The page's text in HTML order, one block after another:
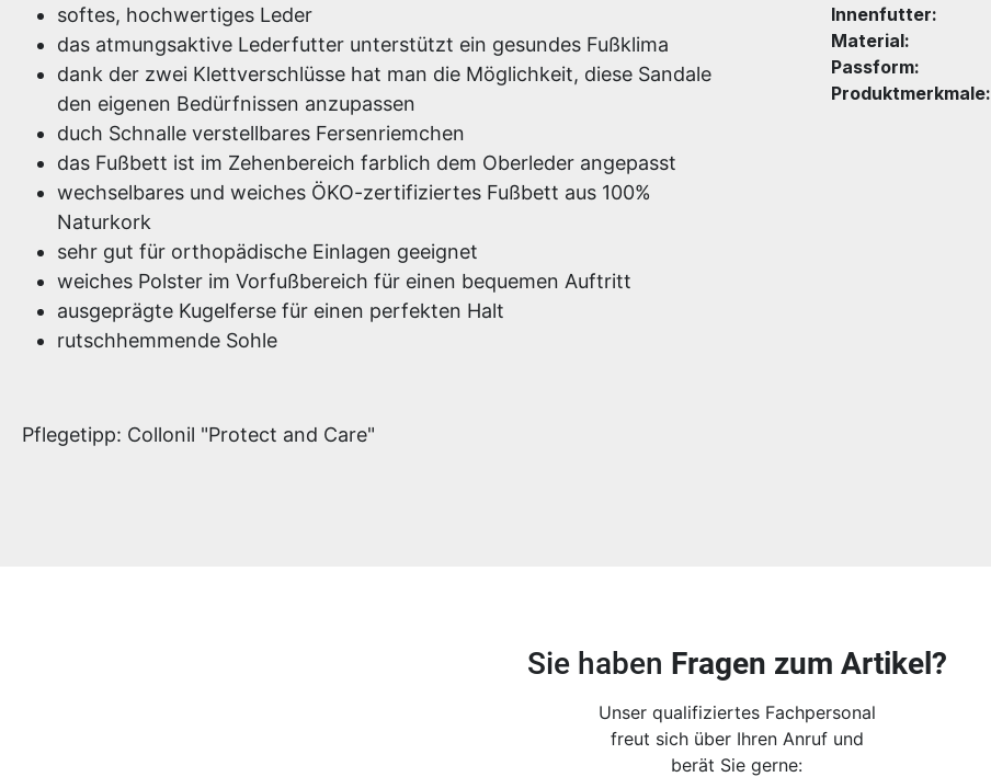
softes, hochwertiges Leder
das atmungsaktive Lederfutter unterstützt ein gesundes Fußklima
dank der zwei Klettverschlüsse hat man die Möglichkeit, diese Sandale
den eigenen Bedürfnissen anzupassen
duch Schnalle verstellbares Fersenriemchen
das Fußbett ist im Zehenbereich farblich dem Oberleder angepasst
wechselbares und weiches ÖKO-zertifiziertes Fußbett aus 100%
Naturkork
sehr gut für orthopädische Einlagen geeignet
weiches Polster im Vorfußbereich für einen bequemen Auftritt
ausgeprägte Kugelferse für einen perfekten Halt
rutschhemmende Sohle
Pflegetipp: Collonil "Protect and Care"
Innenfutter:
Material:
Passform:
Produktmerkmale:
Sie haben Fragen zum Artikel?
Unser qualifiziertes Fachpersonal
freut sich über Ihren Anruf und
berät Sie gerne: